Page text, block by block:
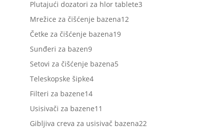
proizvoda
Plutajući dozatori za hlor tablete33
Mrežice za čišćenje bazena1212
Četke za čišćenje bazena1919
Sunđeri za bazen99
proizvoda
Setovi za čišćenje bazena55
Teleskopske šipke44
Filteri za bazene1414
proizvoda
Usisivači za bazene11
proizvoda
Gibljiva creva za usisivač bazena2222